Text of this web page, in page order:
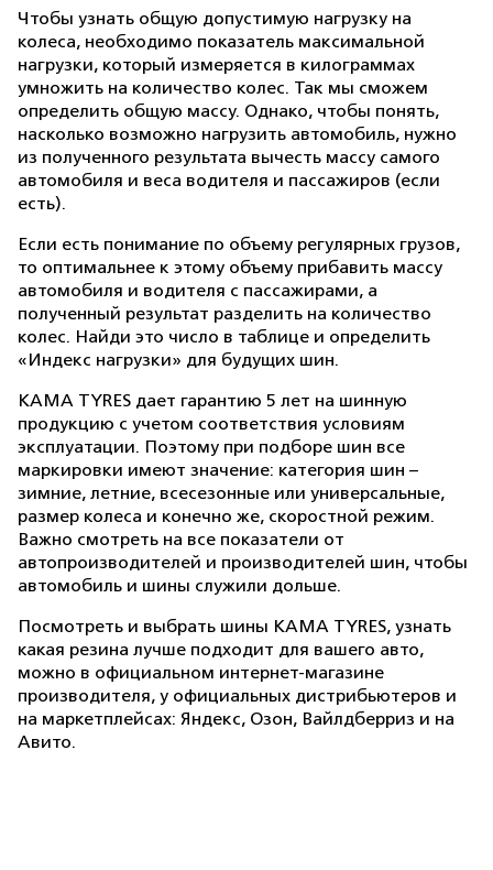
Чтобы узнать общую допустимую нагрузку на
колеса, необходимо показатель максимальной
нагрузки, который измеряется в килограммах
умножить на количество колес. Так мы сможем
определить общую массу. Однако, чтобы понять,
насколько возможно нагрузить автомобиль, нужно
из полученного результата вычесть массу самого
автомобиля и веса водителя и пассажиров (если
есть).
Если есть понимание по объему регулярных грузов,
то оптимальнее к этому объему прибавить массу
автомобиля и водителя с пассажирами, а
полученный результат разделить на количество
колес. Найди это число в таблице и определить
«Индекс нагрузки» для будущих шин.
KAMA TYRES дает гарантию 5 лет на шинную
продукцию с учетом соответствия условиям
эксплуатации. Поэтому при подборе шин все
маркировки имеют значение: категория шин –
зимние, летние, всесезонные или универсальные,
размер колеса и конечно же, скоростной режим.
Важно смотреть на все показатели от
автопроизводителей и производителей шин, чтобы
автомобиль и шины служили дольше.
Посмотреть и выбрать шины KAMA TYRES, узнать
какая резина лучше подходит для вашего авто,
можно в официальном интернет-магазине
производителя, у официальных дистрибьютеров и
на маркетплейсах: Яндекс, Озон, Вайлдберриз и на
Авито.